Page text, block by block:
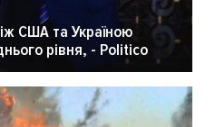
США та Україною
рівня, - Politico